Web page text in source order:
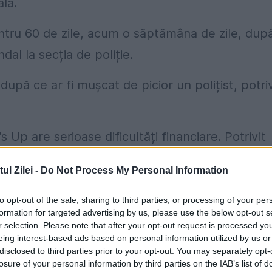
Zilei - Do Not Process My Personal Information
opt-out of the sale, sharing to third parties, or processing of your
for targeted advertising by us, please use the below opt-out
selection. Please note that after your opt-out request is processed
interest-based ads based on personal information utilized by us
to third parties prior to your opt-out. You may separately
of your personal information by third parties on the IAB’s list of
60 de zile, acum o săptămâna de zile,
la secția de poliție.
ce ar fi mușcat de picior un polițist,
Up are serioase dificultăți financiare. Potrivit
artistul le avea programate în perioada
din cauza controlului judiciar, deoarece
euro dacă nu va onora concertele programate